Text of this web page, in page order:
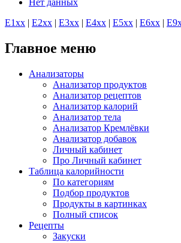
E1хх | E2хх | E3хх | E4хх | E5хх | E6хх |
Главное меню
Анализаторы
Анализатор продуктов
Анализатор рецептов
Анализатор калорий
Анализатор тела
Анализатор Кремлёвки
Анализатор добавок
Личный кабинет
Про Личный кабинет
Таблица калорийности
По категориям
Подбор продуктов
Продукты в картинках
Полный список
Рецепты
Закуски